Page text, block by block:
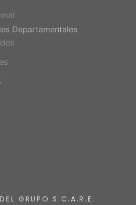
Departamentales
GRUPO S.C.A.R.E.